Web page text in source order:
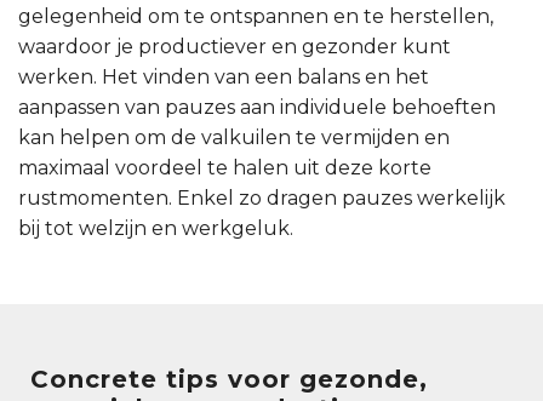
gelegenheid om te ontspannen en te herstellen,
waardoor je productiever en gezonder kunt
werken. Het vinden van een balans en het
aanpassen van pauzes aan individuele behoeften
kan helpen om de valkuilen te vermijden en
maximaal voordeel te halen uit deze korte
rustmomenten. Enkel zo dragen pauzes werkelijk
bij tot welzijn en werkgeluk.
Concrete tips voor gezonde,